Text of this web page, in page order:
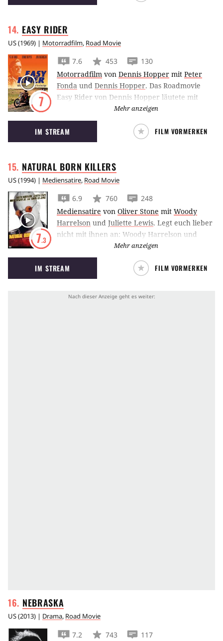
EASY RIDER
US(1969) | Motorradfilm, Road Movie
7
7.6 453
130
Motorradfilm von Dennis Hopper mit Peter
Fonda und Dennis Hopper. Das Roadmovie
Easy Rider von Dennis Hopper läutete mit
Bikerromantik und Drogenkonsum das
Zeitalter des New Hollywood ein.
Mehr anzeigen
IM STREAM FILM VORMERKEN
NATURAL BORN KILLERS
US(1994) | Mediensatire, Road Movie
7.3
6.9 760
248
Mediensatire von Oliver Stone mit Woody
Harrelson und Juliette Lewis. Legt euch lieber
nicht mit ihnen an: Woody Harrelson und
Juliette Lewis sind die Natural Born Killers.
Mehr anzeigen
IM STREAM FILM VORMERKEN
NEBRASKA
US(2013) | Drama, Road Movie
7.2 743 117